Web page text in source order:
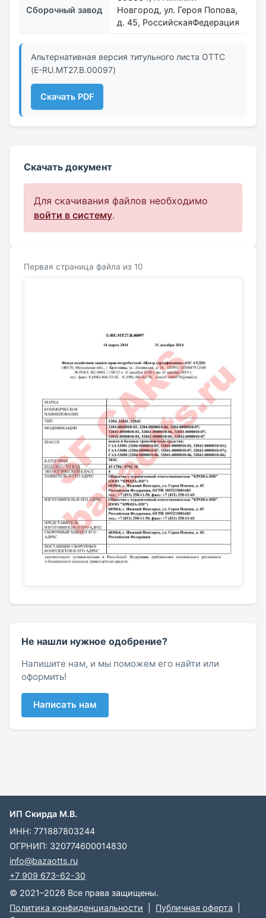
Сборочный завод
Новгород, ул. Героя Попова,
д. 45, РоссийскаяФедерация
Альтернативная версия титульного листа ОТТС
(Е-RU.МТ27.B.00097)
Скачать PDF
Скачать документ
Для скачивания файлов необходимо
войти в систему.
Первая страница файла из 10
Не нашли нужное одобрение?
Напишите нам, и мы поможем его найти или
оформить!
Написать нам
ИП Скирда М.В.
ИНН: 771887803244
ОГРНИП: 320774600014830
info@bazaotts.ru
+7 909 673-62-30
© 2021–2026 Все права защищены.
Политика конфиденциальности
Публичная оферта